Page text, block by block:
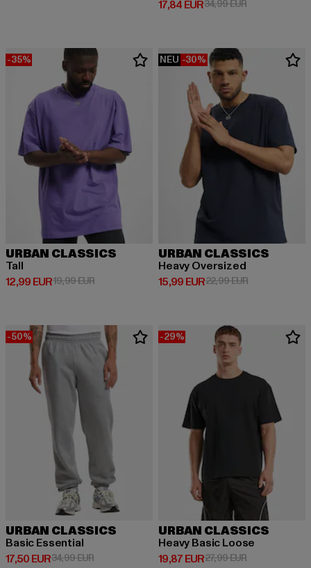
17,84 EUR
Derzeitiger Preis: 17,84 EUR
34,99 EURAktionspreis:
-35%
URBAN CLASSICS
Tall
12,99 EUR
Derzeitiger Preis: 12,99 EUR
19,99 EURAktionspreis: 19,99 EUR
NEU -30%
URBAN CLASSICS
Heavy Oversized
15,99 EUR
Derzeitiger Preis: 15,99 EUR
22,99 EURAktionspreis:
-50%
URBAN CLASSICS
Basic Essential
17,50 EUR
Derzeitiger Preis: 17,50 EUR
34,99 EURAktionspreis: 34,99 EUR
-29%
URBAN CLASSICS
Heavy Basic Loose
19,87 EUR
Derzeitiger Preis: 19,87 EUR
27,99 EURAktionspreis: